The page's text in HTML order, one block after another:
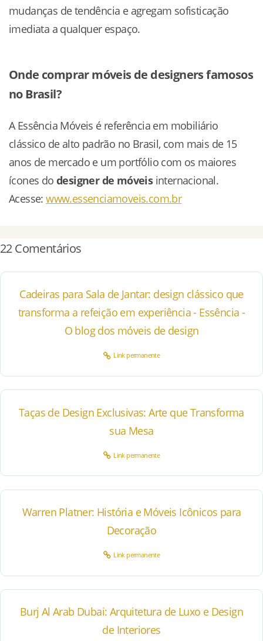
mudanças de tendência e agregam sofisticação
imediata a qualquer espaço.
Onde comprar móveis de designers famosos
no Brasil?
A Essência Móveis é referência em mobiliário
clássico de alto padrão no Brasil, com mais de 15
anos de mercado e um portfólio com os maiores
ícones dodesigner de móveisinternacional.
Acesse:www.essenciamoveis.com.br
22 Comentários
Cadeiras para Sala de Jantar: design clássico que
transforma a refeição em experiência - Essência -
O blog dos móveis de design
Link permanente
Taças de Design Exclusivas: Arte que Transforma
sua Mesa
Link permanente
Warren Platner: História e Móveis Icônicos para
Decoração
Link permanente
Burj Al Arab Dubai: Arquitetura de Luxo e Design
de Interiores